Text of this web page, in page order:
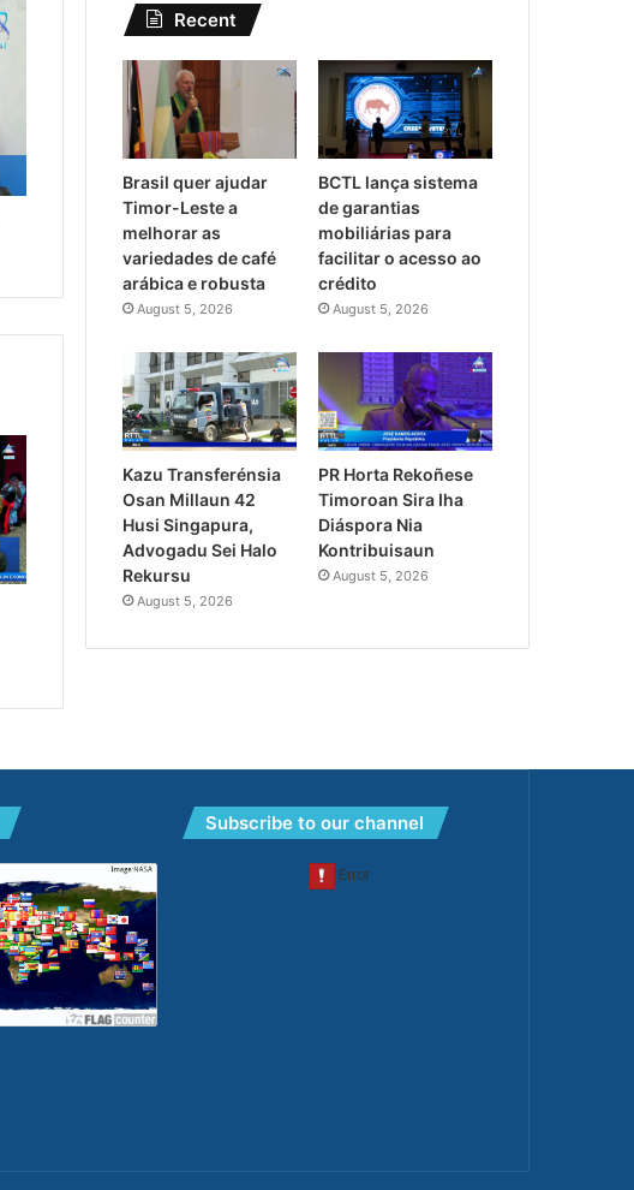
Recent
Brasil quer ajudar
Timor-Leste a
melhorar as
variedades de café
arábica e robusta
August 5, 2026
BCTL lança sistema
de garantias
mobiliárias para
facilitar o acesso ao
crédito
August 5, 2026
Kazu Transferénsia
Osan Millaun 42
Husi Singapura,
Advogadu Sei Halo
Rekursu
August 5, 2026
PR Horta Rekoñese
Timoroan Sira Iha
Diáspora Nia
Kontribuisaun
August 5, 2026
Subscribe to our channel